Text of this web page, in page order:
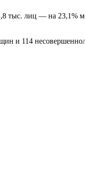
тыс. лиц — на 23,1%
и 114